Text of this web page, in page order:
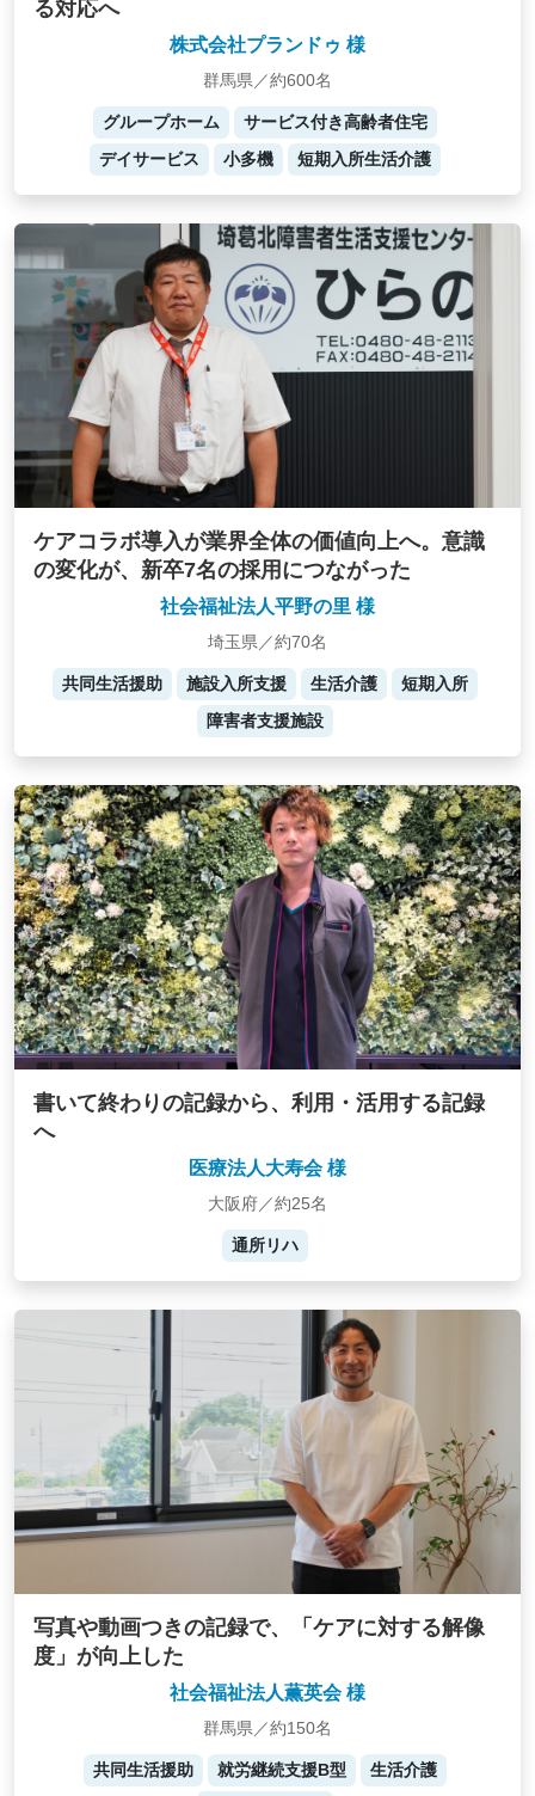
る対応へ
株式会社プランドゥ 様
群馬県／約600名
グループホーム
サービス付き高齢者住宅
デイサービス
小多機 短期入所生活介護
ケアコラボ導入が業界全体の価値向上へ。意識
の変化が、新卒7名の採用につながった
社会福祉法人平野の里 様
埼玉県／約70名
共同生活援助 施設入所支援 生活介護
短期入所
障害者支援施設
書いて終わりの記録から、利用・活用する記録
へ
医療法人大寿会 様
大阪府／約25名
通所リハ
写真や動画つきの記録で、「ケアに対する解像
度」が向上した
社会福祉法人薫英会 様
群馬県／約150名
共同生活援助 就労継続支援B型 生活介護